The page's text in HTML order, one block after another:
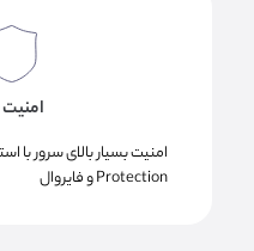
امنیت
Protection و فایروال